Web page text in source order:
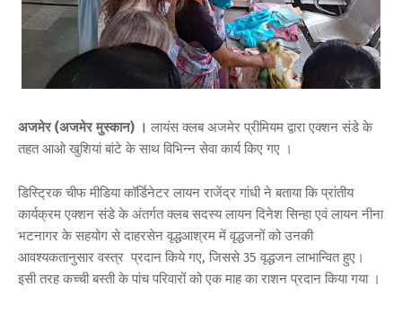
अजमेर (अजमेर मुस्कान) । लायंस क्लब अजमेर प्रीमियम द्वारा एक्शन संडे के
तहत आओ खुशियां बांटे के साथ विभिन्न सेवा कार्य किए गए ।
डिस्ट्रिक चीफ मीडिया कॉर्डिनेटर लायन राजेंद्र गांधी ने बताया कि प्रांतीय
कार्यक्रम एक्शन संडे के अंतर्गत क्लब सदस्य लायन दिनेश सिन्हा एवं लायन नीना
भटनागर के सहयोग से दाहरसेन वृद्धआश्रम में वृद्धजनों को उनकी
आवश्यकतानुसार वस्त्र प्रदान किये गए, जिससे 35 वृद्धजन लाभान्वित हुए।
इसी तरह कच्ची बस्ती के पांच परिवारों को एक माह का राशन प्रदान किया गया ।